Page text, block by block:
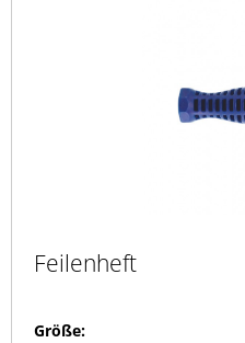
Feilenheft
Größe: